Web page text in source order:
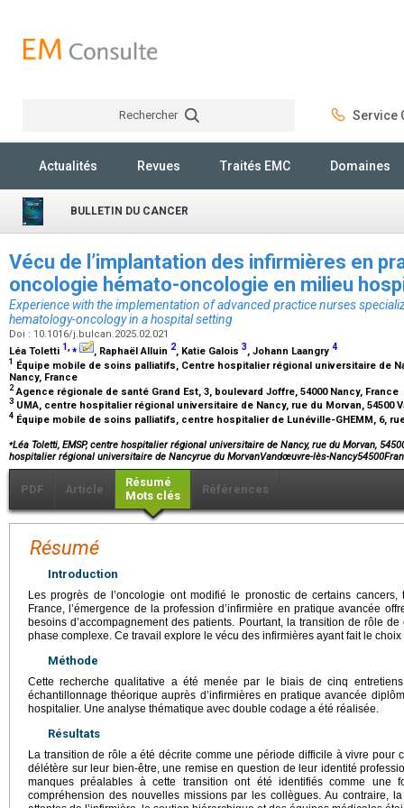
Rechercher Service
Actualités Revues Traités EMC Domaines
BULLETIN DU CANCER
Vécu de l’implantation des infirmières en
oncologie hémato-oncologie en milieu
Experience with the implementation of advanced practice nurses
hematology-oncology in a hospital setting
Doi : 10.1016/j.bulcan.2025.02.021
Léa Toletti 1,⁎ , Raphaël Alluin 2, Katie Galois 3, Johann Laangry 4
1 Équipe mobile de soins palliatifs, Centre hospitalier régional universitaire de
Nancy, France
2 Agence régionale de santé Grand Est, 3, boulevard Joffre, 54000 Nancy, France
3 UMA, centre hospitalier régional universitaire de Nancy, rue du Morvan,
4 Équipe mobile de soins palliatifs, centre hospitalier de Lunéville-GHEMM, 6,
⁎Léa Toletti, EMSP, centre hospitalier régional universitaire de Nancy, rue du Morvan,
hospitalier régional universitaire de Nancyrue du MorvanVandœuvre-lès-
PDF Article
Résumé
Mots clés
Références
Résumé
Introduction
Les progrès de l’oncologie ont modifié le pronostic de certains
France, l’émergence de la profession d’infirmière en pratique avancée
besoins d’accompagnement des patients. Pourtant, la transition de rôle
phase complexe. Ce travail explore le vécu des infirmières ayant fait le
Méthode
Cette recherche qualitative a été menée par le biais de cinq
échantillonnage théorique auprès d’infirmières en pratique avancée
hospitalier. Une analyse thématique avec double codage a été réalisée.
Résultats
La transition de rôle a été décrite comme une période difficile à vivre pour
délétère sur leur bien-être, une remise en question de leur identité
manques préalables à cette transition ont été identifiés comme une
compréhension des nouvelles missions par les collègues. Au contraire,